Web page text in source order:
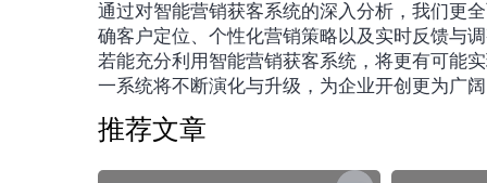
通过对智能营销获客系统的深入分析，我们更
确客户定位、个性化营销策略以及实时反馈与
若能充分利用智能营销获客系统，将更有可能
一系统将不断演化与升级，为企业开创更为广
推荐文章